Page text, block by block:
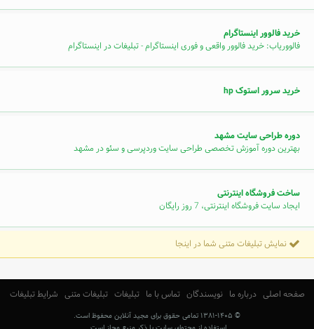
خرید فالوور اینستاگرام
فالووریاب: خرید فالوور واقعی و فوری اینستاگرام - تبلیغات در اینستاگرام
خرید سرور استوک hp
دوره طراحی سایت مشهد
بهترین دوره آموزش تخصصی طراحی سایت وردپرسی و سئو در مشهد
ساخت فروشگاه اینترنتی
ایجاد سایت فروشگاه اینترنتی، 7 روز رایگان
نمایش تبلیغات متنی شما در اینجا
صفحه اصلی درباره ما نویسندگان تماس با ما تبلیغات تبلیغات متنی شرایط تبلیغات
© ۱۳۸۱-۱۴۰۵ تمامی حقوق برای مجید آنلاین محفوظ است.